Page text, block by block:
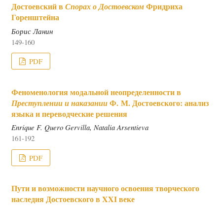
Достоевский в Спорах о ДостоевскомФридриха
Горенштейна
Борис Ланин
149-160
PDF
Феноменология модальной неопределенности в
Преступлении и наказанииФ. М. Достоевского: анализ
языка и переводческие решения
Enrique F. Quero Gervilla, Natalia Arsentieva
161-192
PDF
Пути и возможности научного освоения творческого
наследия Достоевского в XXI веке